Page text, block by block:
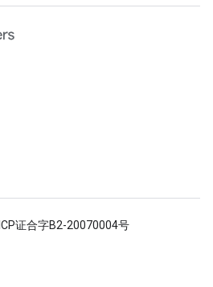
ICP证合字B2-20070004号